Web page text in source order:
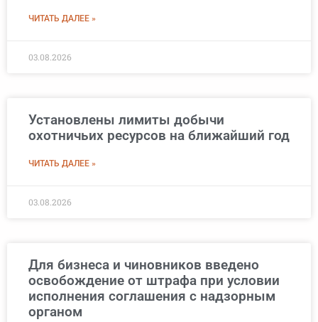
ЧИТАТЬ ДАЛЕЕ »
03.08.2026
Установлены лимиты добычи
охотничьих ресурсов на ближайший год
ЧИТАТЬ ДАЛЕЕ »
03.08.2026
Для бизнеса и чиновников введено
освобождение от штрафа при условии
исполнения соглашения с надзорным
органом